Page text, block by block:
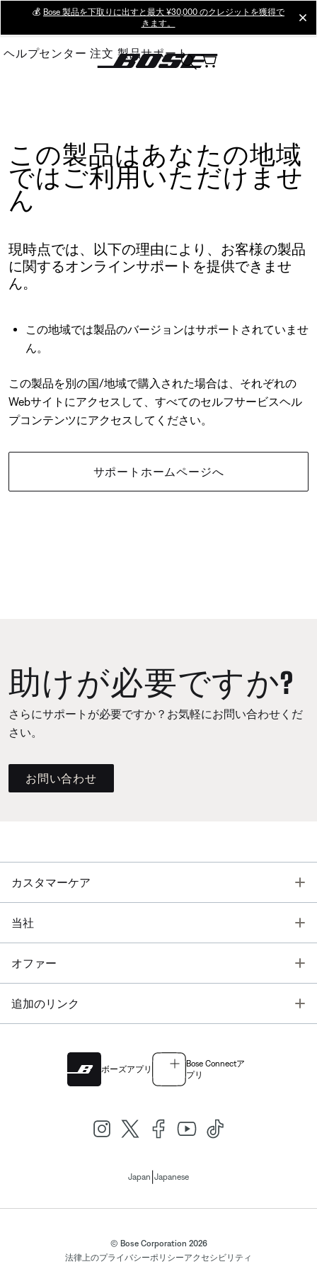
Main
💰 Bose 製品を下取りに出すと最大 ¥30,000 のクレジットを獲得で
きます。
ヘルプセンター 注文 製品サポート
この製品はあなたの地域
ではご利用いただけませ
ん
現時点では、以下の理由により、お客様の製品
に関するオンラインサポートを提供できませ
ん。
この地域では製品のバージョンはサポートされていませ
ん。
この製品を別の国/地域で購入された場合は、それぞれの
Webサイトにアクセスして、すべてのセルフサービスヘル
プコンテンツにアクセスしてください。
サポートホームページへ
助けが必要ですか?
さらにサポートが必要ですか？お気軽にお問い合わせくだ
さい。
お問い合わせ
カスタマーケア
当社
オファー
追加のリンク
ボーズアプリ
Bose Connectア
プリ
Japan Japanese
© Bose Corporation 2026
法律上のプライバシーポリシーアクセシビリティ